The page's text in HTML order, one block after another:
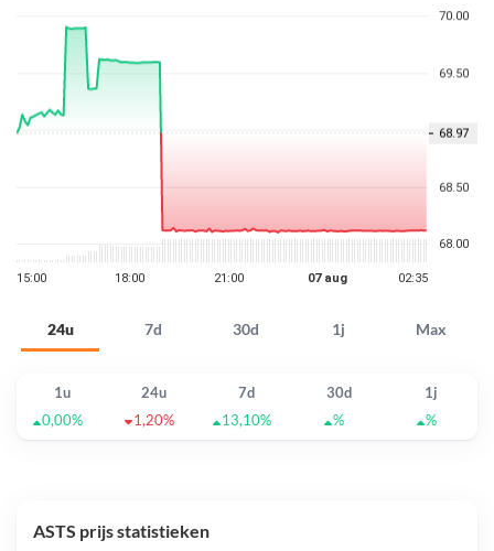
24u 7d 30d 1j Max
1u 24u 7d 30d
1j
0,00%
1,20% 13,10% % %
ASTS prijs statistieken